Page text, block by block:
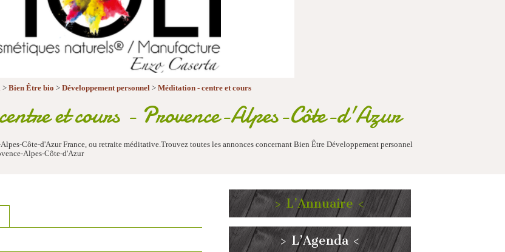
> Bien Être bio > Développement personnel > Méditation - centre et cours
et cours - Provence-Alpes-Côte-d'Azur
Côte-d'Azur France, ou retraite méditative.Trouvez toutes les annonces concernant Bien Être Développement personnel
Alpes-Côte-d'Azur
> L’Annuaire <
> L’Agenda <